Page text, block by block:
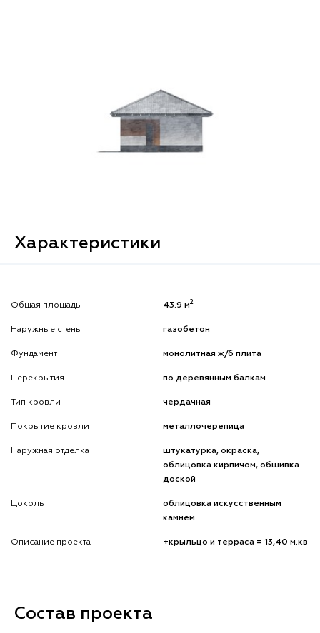
Характеристики
Общая площадь 43.9 м2
Наружные стены газобетон
Фундамент монолитная ж/б плита
Перекрытия по деревянным балкам
Тип кровли чердачная
Покрытие кровли металлочерепица
Наружная отделка
штукатурка, окраска,
облицовка кирпичом, обшивка
доской
Цоколь
облицовка искусственным
камнем
Описание проекта +крыльцо и терраса = 13,40 м.кв
Состав проекта